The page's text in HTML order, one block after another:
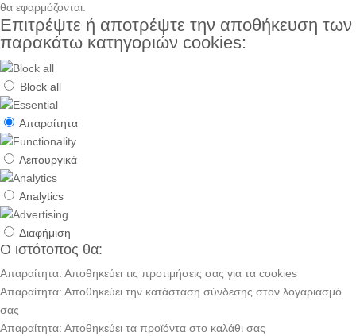
θα εφαρμόζονται.
Επιτρέψτε ή αποτρέψτε την αποθήκευση των
παρακάτω κατηγοριών cookies:
Block all
Απαραίτητα
Λειτουργικά
Analytics
Διαφήμιση
Ο ιστότοπος θα:
Απαραίτητα: Αποθηκεύει τις προτιμήσεις σας για τα cookies
Απαραίτητα: Αποθηκεύει την κατάσταση σύνδεσης στον λογαριασμό
σας
Απαραίτητα: Αποθηκεύει τα προϊόντα στο καλάθι σας